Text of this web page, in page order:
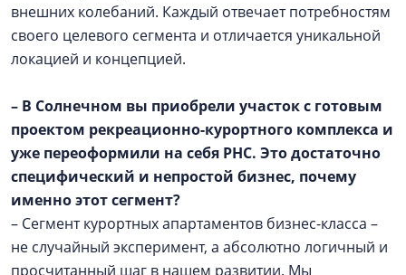
внешних колебаний. Каждый отвечает потребностям
своего целевого сегмента и отличается уникальной
локацией и концепцией.
– В Солнечном вы приобрели участок с готовым
проектом рекреационно-курортного комплекса и
уже переоформили на себя РНС. Это достаточно
специфический и непростой бизнес, почему
именно этот сегмент?
– Сегмент курортных апартаментов бизнес-класса –
не случайный эксперимент, а абсолютно логичный и
просчитанный шаг в нашем развитии. Мы